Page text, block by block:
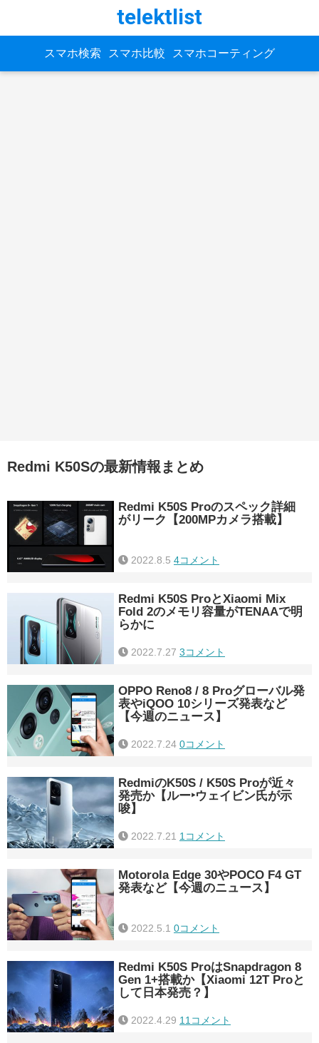
telektlist
スマホ検索 スマホ比較 スマホコーティング
Redmi K50Sの最新情報まとめ
Redmi K50S Proのスペック詳細
がリーク【200MPカメラ搭載】
2022.8.5 4コメント
Redmi K50S ProとXiaomi Mix
Fold 2のメモリ容量がTENAAで明
らかに
2022.7.27 3コメント
OPPO Reno8 / 8 Proグローバル発
表やiQOO 10シリーズ発表など
【今週のニュース】
2022.7.24 0コメント
RedmiのK50S / K50S Proが近々
発売か【ルー‣ウェイビン氏が示
唆】
2022.7.21 1コメント
Motorola Edge 30やPOCO F4 GT
発表など【今週のニュース】
2022.5.1 0コメント
Redmi K50S ProはSnapdragon 8
Gen 1+搭載か【Xiaomi 12T Proと
して日本発売？】
2022.4.29 11コメント